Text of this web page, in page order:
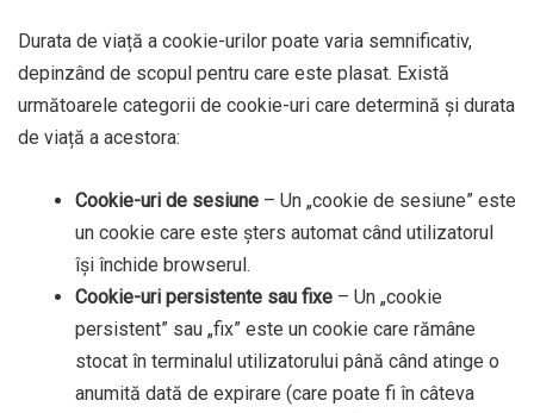
Durata de viață a cookie-urilor poate varia semnificativ,
depinzând de scopul pentru care este plasat. Există
următoarele categorii de cookie-uri care determină și durata
de viață a acestora:
Cookie-uri de sesiune – Un „cookie de sesiune” este
un cookie care este șters automat când utilizatorul
își închide browserul.
Cookie-uri persistente sau fixe – Un „cookie
persistent” sau „fix” este un cookie care rămâne
stocat în terminalul utilizatorului până când atinge o
anumită dată de expirare (care poate fi în câteva